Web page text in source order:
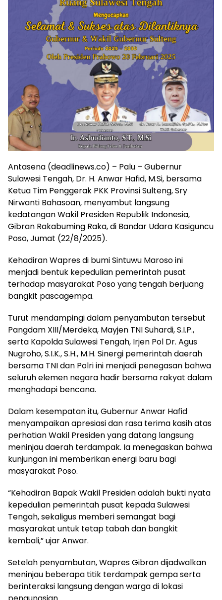
Antasena (deadlinews.co) – Palu – Gubernur
Sulawesi Tengah, Dr. H. Anwar Hafid, M.Si, bersama
Ketua Tim Penggerak PKK Provinsi Sulteng, Sry
Nirwanti Bahasoan, menyambut langsung
kedatangan Wakil Presiden Republik Indonesia,
Gibran Rakabuming Raka, di Bandar Udara Kasiguncu
Poso, Jumat (22/8/2025).
Kehadiran Wapres di bumi Sintuwu Maroso ini
menjadi bentuk kepedulian pemerintah pusat
terhadap masyarakat Poso yang tengah berjuang
bangkit pascagempa.
Turut mendampingi dalam penyambutan tersebut
Pangdam XIII/Merdeka, Mayjen TNI Suhardi, S.I.P.,
serta Kapolda Sulawesi Tengah, Irjen Pol Dr. Agus
Nugroho, S.I.K., S.H., M.H. Sinergi pemerintah daerah
bersama TNI dan Polri ini menjadi penegasan bahwa
seluruh elemen negara hadir bersama rakyat dalam
menghadapi bencana.
Dalam kesempatan itu, Gubernur Anwar Hafid
menyampaikan apresiasi dan rasa terima kasih atas
perhatian Wakil Presiden yang datang langsung
meninjau daerah terdampak. Ia menegaskan bahwa
kunjungan ini memberikan energi baru bagi
masyarakat Poso.
“Kehadiran Bapak Wakil Presiden adalah bukti nyata
kepedulian pemerintah pusat kepada Sulawesi
Tengah, sekaligus memberi semangat bagi
masyarakat untuk tetap tabah dan bangkit
kembali,” ujar Anwar.
Setelah penyambutan, Wapres Gibran dijadwalkan
meninjau beberapa titik terdampak gempa serta
berinteraksi langsung dengan warga di lokasi